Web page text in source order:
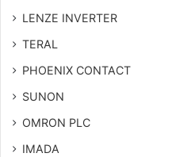
LENZE INVERTER
TERAL
PHOENIX CONTACT
SUNON
OMRON PLC
IMADA